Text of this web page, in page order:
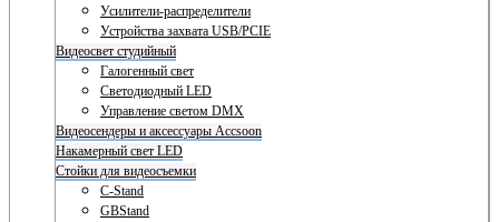
Усилители-распределители
Устройства захвата USB/PCIE
Видеосвет студийный
Галогенный свет
Светодиодный LED
Управление светом DMX
Видеосендеры и аксессуары Accsoon
Накамерный свет LED
Стойки для видеосъемки
C-Stand
GBStand